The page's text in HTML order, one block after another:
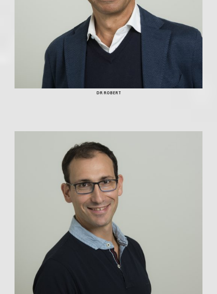
DR ROBERT